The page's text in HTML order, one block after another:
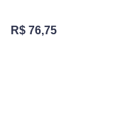
R$ 76,75